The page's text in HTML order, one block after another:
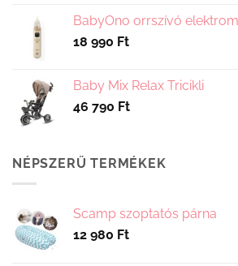
BabyOno orrszívó
18 990 Ft
Baby Mix Relax Tricikli
46 790 Ft
NÉPSZERŰ TERMÉKEK
Scamp szoptatós párna
12 980 Ft